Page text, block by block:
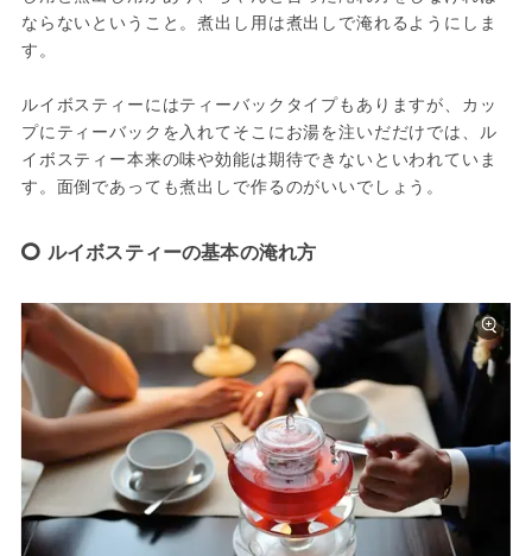
ならないということ。煮出し用は煮出しで淹れるようにしま
す。
ルイボスティーにはティーバックタイプもありますが、カッ
プにティーバックを入れてそこにお湯を注いだだけでは、ル
イボスティー本来の味や効能は期待できないといわれていま
す。面倒であっても煮出しで作るのがいいでしょう。
ルイボスティーの基本の淹れ方